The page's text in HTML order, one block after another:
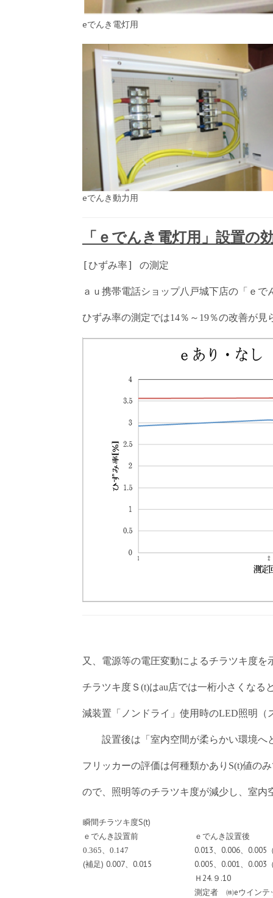
eでんき電灯用
eでんき動力用
「ｅでんき電灯用」設置の
[ ひずみ率] の測定
ａｕ携帯電話ショップ八戸城下店の「ｅ
ひずみ率の測定では14％～ 19％の改善が見
又、電源等の電圧変動によるチラツキ度
チラツキ度Ｓ(t)はau店では一桁小さくなる
減装置「ノンドライ」使用時のLED照明（
設置後は「室内空間が柔らかい環境へ
フリッカーの評価は何種類かあり S(t)値の
ので、照明等のチラツキ度が減少し、室
瞬間チラツキ度S(t)
ｅでんき設置前
ｅでんき設置後
0.365、 0.147
0.013、0.006、0.005
(補足) 0.007、0.015
0.005、0.001、0.003
Ｈ24.９.10
測定者 ㈱eウイン